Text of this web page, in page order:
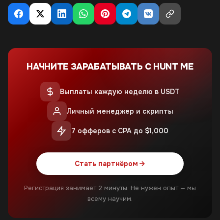
НАЧНИТЕ ЗАРАБАТЫВАТЬ С HUNT ME
Выплаты каждую неделю в USDT
Личный менеджер и скрипты
7 офферов с CPA до $1,000
Стать партнёром
Регистрация занимает 2 минуты. Не нужен опыт — мы
всему научим.